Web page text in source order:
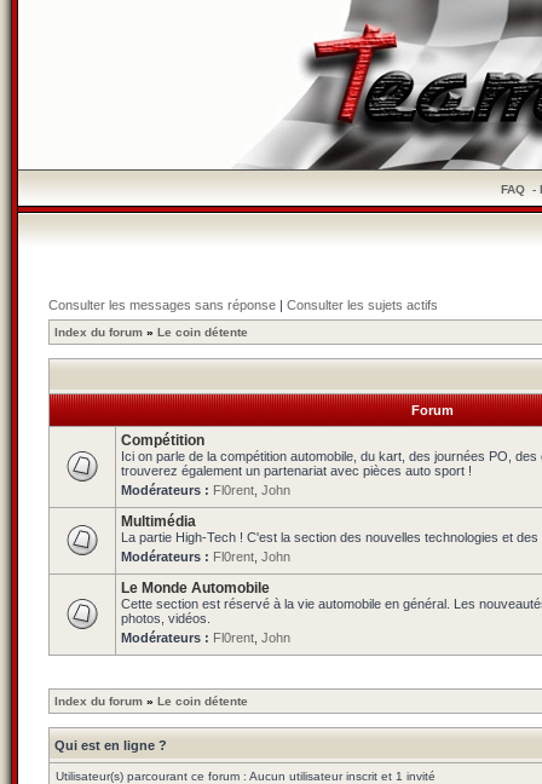
FAQ-
Consulter les messages sans réponse | Consulter les sujets actifs
Index du forum » Le coin détente
Forum
Compétition
Ici on parle de la compétition automobile, du kart, des journées PO,
trouverez également un partenariat avec pièces auto sport !
Modérateurs : Fl0rent John
Multimédia
La partie High-Tech ! C'est la section des nouvelles technologies et
Modérateurs : Fl0rent John
Le Monde Automobile
Cette section est réservé à la vie automobile en général. Les
photos, vidéos.
Modérateurs : Fl0rent John
Index du forum » Le coin détente
Qui est en ligne ?
Utilisateur(s) parcourant ce forum : Aucun utilisateur inscrit et 1 invité